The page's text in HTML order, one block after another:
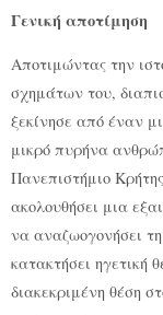
Γενική αποτίμηση
Αποτιμώντας την
σχημάτων του,
ξεκίνησε από έναν
μικρό πυρήνα
Πανεπιστήμιο
ακολουθήσει μια
να αναζωογονήσει
κατακτήσει ηγετική
διακεκριμένη θέση